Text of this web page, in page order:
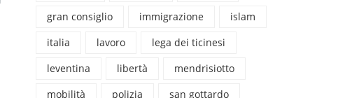
gran consiglio
immigrazione
islam
italia
lavoro
lega dei ticinesi
leventina
libertà
mendrisiotto
mobilità
polizia
san gottardo